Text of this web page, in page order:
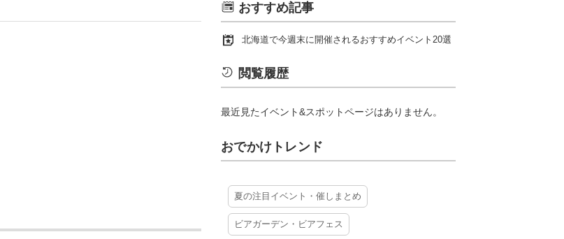
おすすめ記事
北海道で今週末に開催されるおすすめイベント20選
閲覧履歴
最近見たイベント&スポットページはありません。
おでかけトレンド
夏の注目イベント・催しまとめ
ビアガーデン・ビアフェス